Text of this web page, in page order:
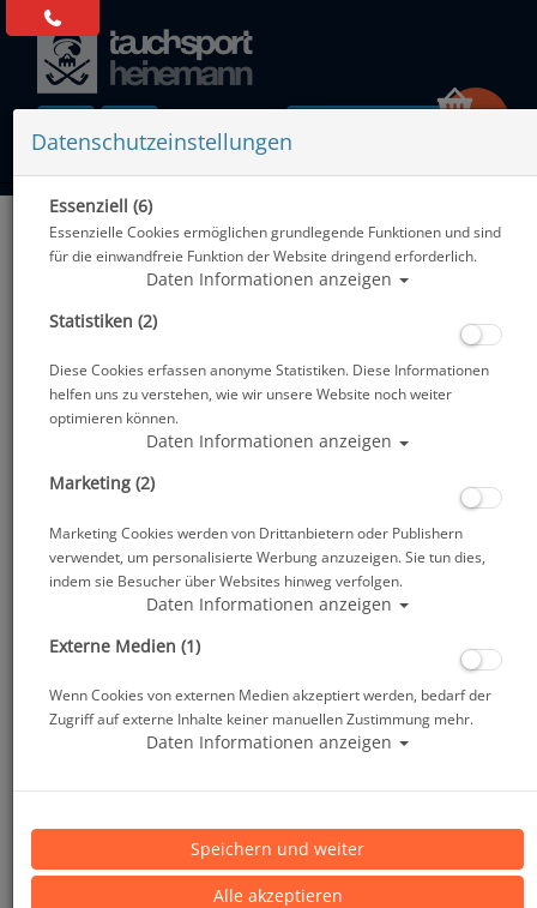
Alle Artikel zeigen aus: Abverkauf
Datenschutzeinstellungen
Essenziell (6)
Essenzielle Cookies ermöglichen grundlegende Funktionen und sind
für die einwandfreie Funktion der Website dringend erforderlich.
Daten Informationen anzeigen
Statistiken (2)
Diese Cookies erfassen anonyme Statistiken. Diese Informationen
helfen uns zu verstehen, wie wir unsere Website noch weiter
optimieren können.
Daten Informationen anzeigen
Marketing (2)
Marketing Cookies werden von Drittanbietern oder Publishern
verwendet, um personalisierte Werbung anzuzeigen. Sie tun dies,
indem sie Besucher über Websites hinweg verfolgen.
Daten Informationen anzeigen
Externe Medien (1)
Wenn Cookies von externen Medien akzeptiert werden, bedarf der
Zugriff auf externe Inhalte keiner manuellen Zustimmung mehr.
Daten Informationen anzeigen
Speichern und weiter
Alle akzeptieren